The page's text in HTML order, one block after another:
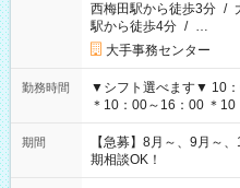
西梅田駅から徒歩3分 /
駅から徒歩4分 / …
大手事務センター
勤務時間
▼シフト選べます▼ 10：
＊10：00～16：00 ＊
11：00～19：00 ＊12
期間
【急募】8月～、9月
期相談OK！